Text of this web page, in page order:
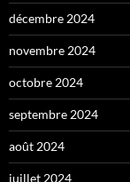
décembre 2024
novembre 2024
octobre 2024
septembre 2024
août 2024
juillet 2024